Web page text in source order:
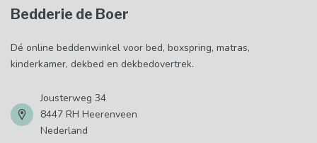
Bedderie de Boer
Dé online beddenwinkel voor bed, boxspring, matras,
kinderkamer, dekbed en dekbedovertrek.
Jousterweg 34
8447 RH Heerenveen
Nederland